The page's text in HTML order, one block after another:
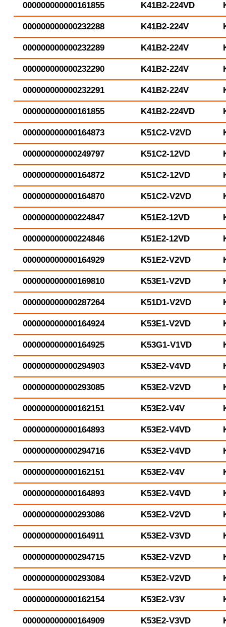
000000000000161855 K41B2-224VD
000000000000232288 K41B2-224V
000000000000232289 K41B2-224V
000000000000232290 K41B2-224V
000000000000232291 K41B2-224V
000000000000161855 K41B2-224VD
000000000000164873 K51C2-V2VD
000000000000249797 K51C2-12VD
000000000000164872 K51C2-12VD
000000000000164870 K51C2-V2VD
000000000000224847 K51E2-12VD
000000000000224846 K51E2-12VD
000000000000164929 K51E2-V2VD
000000000000169810 K53E1-V2VD
000000000000287264 K51D1-V2VD
000000000000164924 K53E1-V2VD
000000000000164925 K53G1-V1VD
000000000000294903 K53E2-V4VD
000000000000293085 K53E2-V2VD
000000000000162151 K53E2-V4V
000000000000164893 K53E2-V4VD
000000000000294716 K53E2-V4VD
000000000000162151 K53E2-V4V
000000000000164893 K53E2-V4VD
000000000000293086 K53E2-V2VD
000000000000164911 K53E2-V3VD
000000000000294715 K53E2-V2VD
000000000000293084 K53E2-V2VD
000000000000162154 K53E2-V3V
000000000000164909 K53E2-V3VD